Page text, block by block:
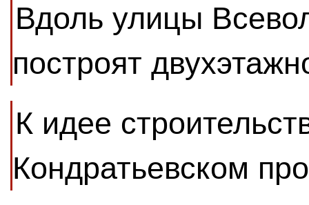
Вдоль улицы
построят
К идее
Кондратьевском